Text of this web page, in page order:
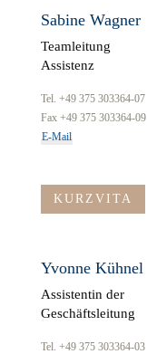
Sabine Wagner
Teamleitung
Assistenz
Tel. +49 375 303364-07
Fax +49 375 303364-09
E-Mail
KURZVITA
Yvonne Kühnel
Assistentin der
Geschäftsleitung
Tel. +49 375 303364-03